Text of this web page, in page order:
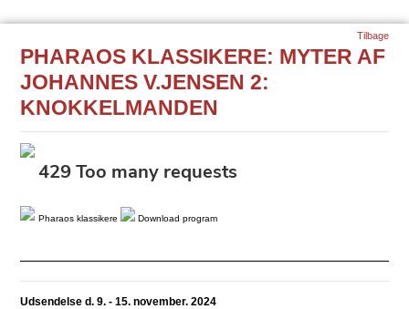
PHARAOS KLASSIKERE: MYTER AF
JOHANNES V.JENSEN 2:
KNOKKELMANDEN
Pharaos klassikere Download program
Udsendelse d. 9. - 15. november. 2024
Tilbage